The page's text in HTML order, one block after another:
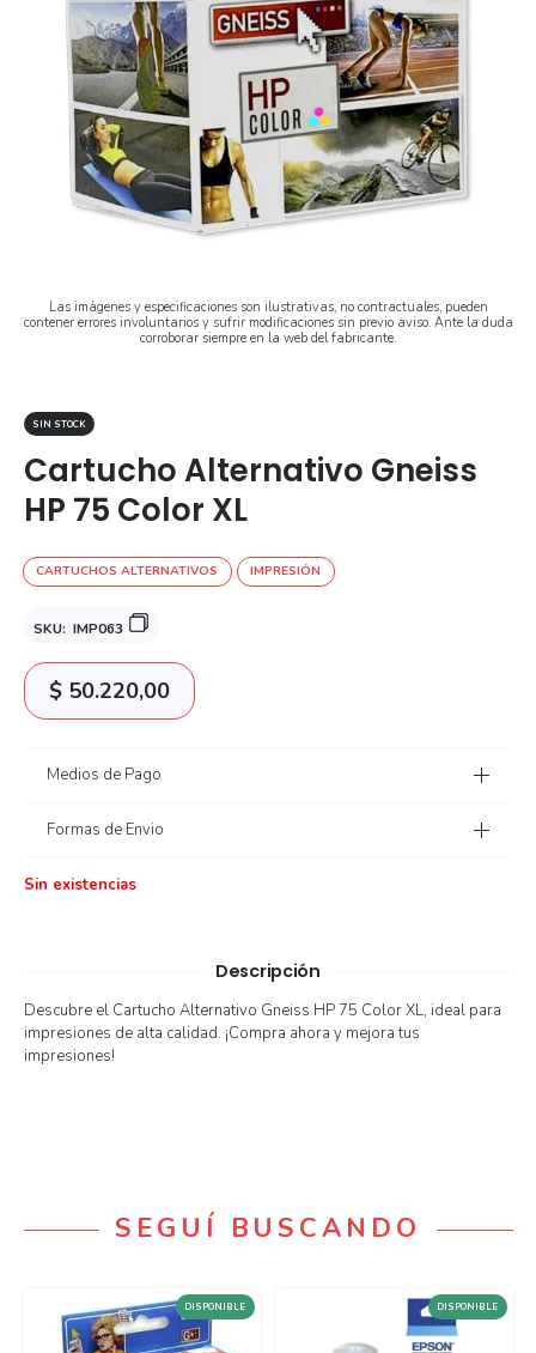
Las imágenes y especificaciones son ilustrativas, no contractuales, pueden
contener errores involuntarios y sufrir modificaciones sin previo aviso. Ante la duda
corroborar siempre en la web del fabricante.
SIN STOCK
Cartucho Alternativo Gneiss
HP 75 Color XL
CARTUCHOS ALTERNATIVOS IMPRESIÓN
SKU: IMP063
$50.220,00
Medios de Pago
Formas de Envio
Sin existencias
Descripción
Descubre el Cartucho Alternativo Gneiss HP 75 Color XL, ideal para
impresiones de alta calidad. ¡Compra ahora y mejora tus
impresiones!
SEGUÍ BUSCANDO
DISPONIBLE DISPONIBLE